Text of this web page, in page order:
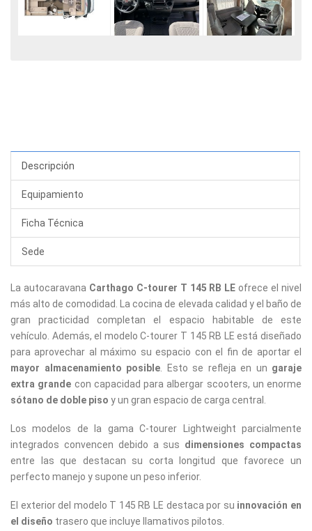
Descripción
Equipamiento
Ficha Técnica
Sede
La autocaravana Carthago C-tourer T 145 RB LE ofrece el nivel
más alto de comodidad. La cocina de elevada calidad y el baño de
gran practicidad completan el espacio habitable de este
vehículo. Además, el modelo C-tourer T 145 RB LE está diseñado
para aprovechar al máximo su espacio con el fin de aportar el
mayor almacenamiento posible . Esto se refleja en un garaje
extra grande con capacidad para albergar scooters, un enorme
sótano de doble piso y un gran espacio de carga central.
Los modelos de la gama C-tourer Lightweight parcialmente
integrados convencen debido a sus dimensiones compactas
entre las que destacan su corta longitud que favorece un
perfecto manejo y supone un peso inferior.
El exterior del modelo T 145 RB LE destaca por su innovación en
el diseño trasero que incluye llamativos pilotos.